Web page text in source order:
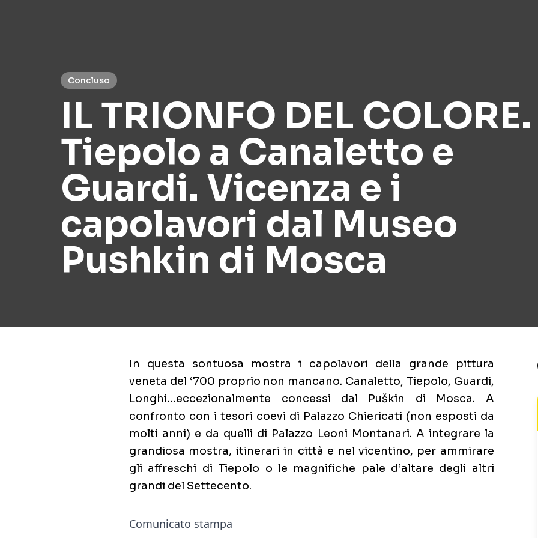
Concluso
IL TRIONFO DEL
Tiepolo a Canaletto e
Guardi. Vicenza e i
capolavori dal Museo
Pushkin di Mosca
In questa sontuosa mostra i capolavori della grande pittura
veneta del ‘700 proprio non mancano. Canaletto, Tiepolo, Guardi,
Longhi…eccezionalmente concessi dal Puškin di Mosca. A
confronto con i tesori coevi di Palazzo Chiericati (non esposti da
molti anni) e da quelli di Palazzo Leoni Montanari. A integrare la
grandiosa mostra, itinerari in città e nel vicentino, per ammirare
gli affreschi di Tiepolo o le magnifiche pale d’altare degli altri
grandi del Settecento.
Comunicato stampa